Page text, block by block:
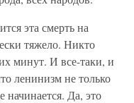
эта смерть на
тяжело. Никто
минут. И все-таки, и
ленинизм не только
начинается. Да, это